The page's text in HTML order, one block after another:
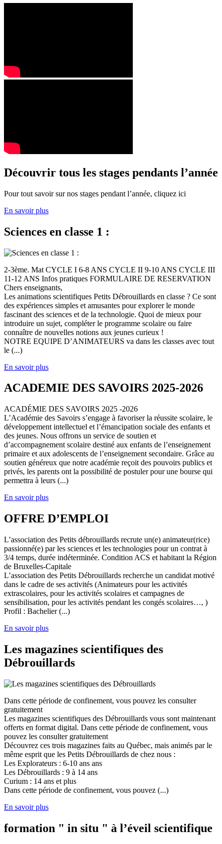
Découvrir tous les stages pendants l’année
Pour tout savoir sur nos stages pendant l’année, cliquez ici
En savoir plus
Sciences en classe 1 :
2-3ème. Mat CYCLE I 6-8 ANS CYCLE II 9-10 ANS CYCLE III
11-12 ANS Infos pratiques FORMULAIRE DE RESERVATION
Chers enseignants,
Les animations scientifiques Petits Débrouillards en classe ? Ce sont
des expériences simples et amusantes pour explorer le monde
fascinant des sciences et de la technologie. Quoi de mieux pour
introduire un sujet, compléter le programme scolaire ou faire
connaître de nouvelles notions aux jeunes curieux !
NOTRE EQUIPE D’ANIMATEURS va dans les classes avec tout
le (...)
En savoir plus
ACADEMIE DES SAVOIRS 2025-2026
ACADÉMIE DES SAVOIRS 2025 -2026
L’Académie des Savoirs s’engage à favoriser la réussite scolaire, le
développement intellectuel et l’émancipation sociale des enfants et
des jeunes. Nous offrons un service de soutien et
d’accompagnement scolaire destiné aux enfants de l’enseignement
primaire et aux adolescents de l’enseignement secondaire. Grâce au
soutien généreux que notre académie reçoit des pouvoirs publics et
privés, les parents ont la possibilité de postuler pour une bourse qui
permettra à leurs (...)
En savoir plus
OFFRE D’EMPLOI
L’association des Petits débrouillards recrute un(e) animateur(rice)
passionné(e) par les sciences et les technologies pour un contrat à
3/4 temps, durée indéterminée. Condition ACS et habitant la Région
de Bruxelles-Capitale
L’association des Petits Débrouillards recherche un candidat motivé
dans le cadre de ses activités (Animateurs pour les activités
extrascolaires, pour les activités scolaires et campagnes de
sensibilisation, pour les activités pendant les congés scolaires…, )
Profil : Bachelier (...)
En savoir plus
Les magazines scientifiques des
Débrouillards
Dans cette période de confinement, vous pouvez les consulter
gratuitement
Les magazines scientifiques des Débrouillards vous sont maintenant
offerts en format digital. Dans cette période de confinement, vous
pouvez les consulter gratuitement
Découvrez ces trois magazines faits au Québec, mais animés par le
même esprit que les Petits Débrouillards de chez nous :
Les Explorateurs : 6-10 ans ans
Les Débrouillards : 9 à 14 ans
Curium : 14 ans et plus
Dans cette période de confinement, vous pouvez (...)
En savoir plus
formation " in situ " à l’éveil scientifique